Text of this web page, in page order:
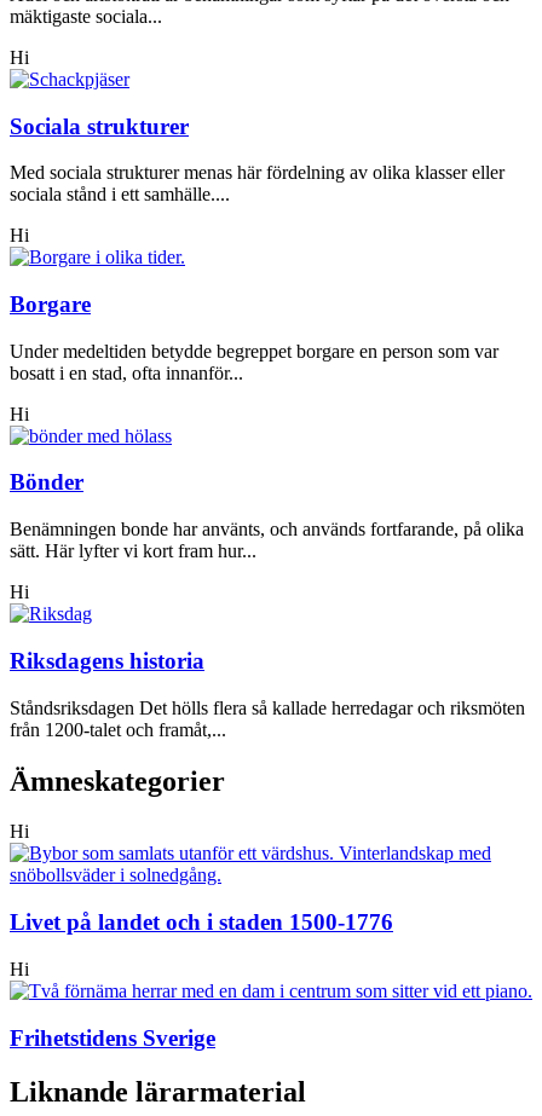
mäktigaste sociala...
Hi
Sociala strukturer
Med sociala strukturer menas här fördelning av olika klasser eller
sociala stånd i ett samhälle....
Hi
Borgare
Under medeltiden betydde begreppet borgare en person som var
bosatt i en stad, ofta innanför...
Hi
Bönder
Benämningen bonde har använts, och används fortfarande, på olika
sätt. Här lyfter vi kort fram hur...
Hi
Riksdagens historia
Ståndsriksdagen Det hölls flera så kallade herredagar och riksmöten
från 1200-talet och framåt,...
Ämneskategorier
Hi
Livet på landet och i staden 1500-1776
Hi
Frihetstidens Sverige
Liknande lärarmaterial